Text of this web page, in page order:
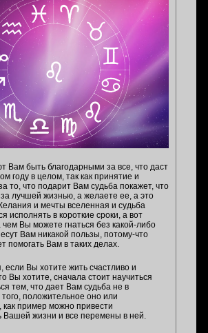
Вам быть благодарными за все, что даст
году в целом, так как принятие и
то, что подарит Вам судьба покажет, что
лучшей жизнью, а желаете ее, а это
и мечты вселенная и судьба
исполнять в короткие сроки, а вот
чем Вы можете гнаться без какой-либо
Вам никакой пользы, потому-что
помогать Вам в таких делах.
если Вы хотите жить счастливо и
Вы хотите, сначала стоит научиться
тем, что дает Вам судьба не в
положительное оно или
как пример можно привести
Вашей жизни и все перемены в ней.